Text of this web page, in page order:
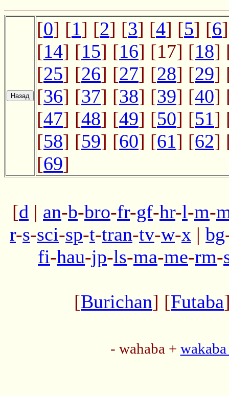
[0] [1] [2] [3] [4] [5] [6
[14] [15] [16] [17] [18]
[25] [26] [27] [28] [29]
[36] [37] [38] [39] [40]
[47] [48] [49] [50] [51]
[58] [59] [60] [61] [62]
[69]
[d | an-b-bro-fr-gf-hr-l-m-
r-s-sci-sp-t-tran-tv-w-x | bg
fi-hau-jp-ls-ma-me-rm-
[Burichan] [Futaba
- wahaba +